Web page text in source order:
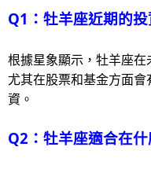
Q1：牡羊座近期的
根據星象顯示，牡羊座在
尤其在股票和基金方面
資。
Q2：牡羊座適合在